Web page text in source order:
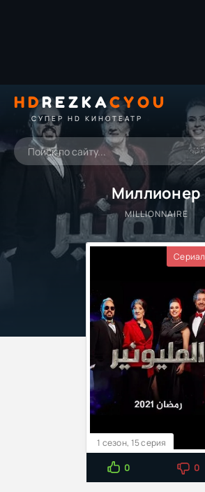
HDREZKACYOU
СУПЕР HD КИНОТЕАТР
Миллионер
MILLIONNAIRE
Сериал
1 сезон, 15 серия
0 0